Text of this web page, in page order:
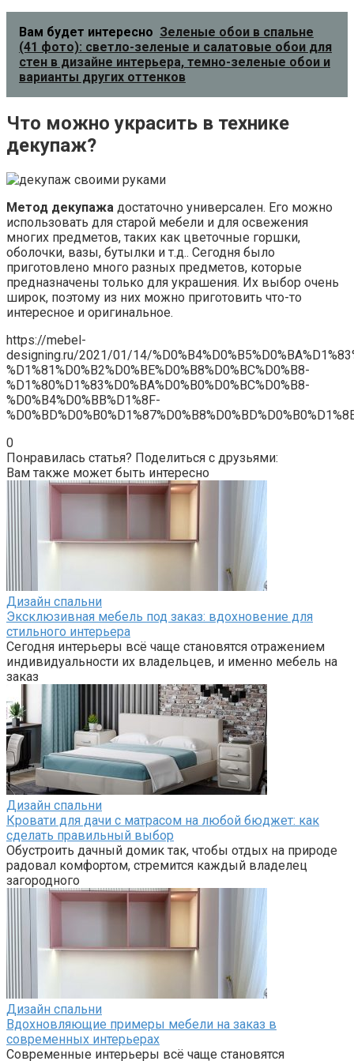
Вам будет интересно Зеленые обои в спальне
(41 фото): светло-зеленые и салатовые обои для
стен в дизайне интерьера, темно-зеленые обои и
варианты других оттенков
Что можно украсить в технике
декупаж?
Метод декупажа достаточно универсален. Его можно
использовать для старой мебели и для освежения
многих предметов, таких как цветочные горшки,
оболочки, вазы, бутылки и т.д.. Сегодня было
приготовлено много разных предметов, которые
предназначены только для украшения. Их выбор очень
широк, поэтому из них можно приготовить что-то
интересное и оригинальное.
https://mebel-
designing.ru/2021/01/14/
%D1%81%D0%B2%D0%BE%D0%B8%D0%BC%D0%B8-
%D1%80%D1%83%D0%BA%D0%B0%D0%BC%D0%B8-
%D0%B4%D0%BB%D1%8F-
0
Понравилась статья? Поделиться с друзьями:
Вам также может быть интересно
Дизайн спальни
Эксклюзивная мебель под заказ: вдохновение для
стильного интерьера
Сегодня интерьеры всё чаще становятся отражением
индивидуальности их владельцев, и именно мебель на
заказ
Дизайн спальни
Кровати для дачи с матрасом на любой бюджет: как
сделать правильный выбор
Обустроить дачный домик так, чтобы отдых на природе
радовал комфортом, стремится каждый владелец
загородного
Дизайн спальни
Вдохновляющие примеры мебели на заказ в
современных интерьерах
Современные интерьеры всё чаще становятся